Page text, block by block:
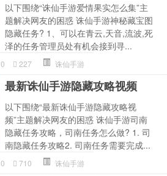
以下围绕“诛仙手游爱情果实怎么集”主
题解决网友的困惑 诛仙手游神秘藏宝图
隐藏任务? 1、可以在青云,天音,流波,死
泽的任务管理员处有机会接到寻...
0 227 诛仙手游
最新诛仙手游隐藏攻略视频
以下围绕“最新诛仙手游隐藏攻略视
频”主题解决网友的困惑 诛仙手游司南
隐藏任务攻略，司南任务怎么做? 1. 司
南隐藏任务攻略2. 司南任务需要完成...
0 710 诛仙手游